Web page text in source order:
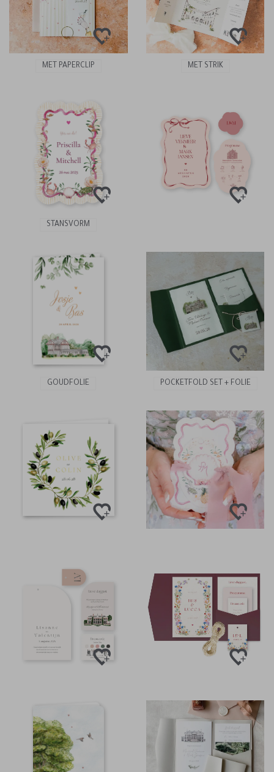
MET PAPERCLIP MET STRIK
STANSVORM
GOUDFOLIE POCKETFOLD SET + FOLIE